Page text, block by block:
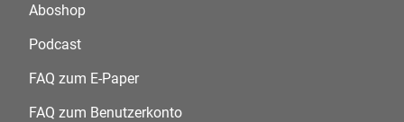
Aboshop
Podcast
FAQ zum E-Paper
FAQ zum Benutzerkonto